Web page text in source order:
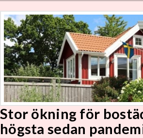
Stor ökning för
högsta sedan